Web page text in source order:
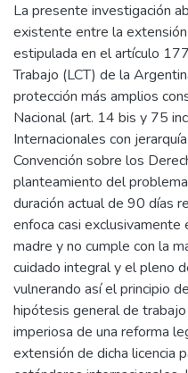
La presente investigación
existente entre la
estipulada en el artículo
Trabajo (LCT) de la
protección más amplios
Nacional (art. 14 bis y 75
Internacionales con
Convención sobre los
planteamiento del
duración actual de 90 días
enfoca casi exclusivamente
madre y no cumple con la
cuidado integral y el pleno
vulnerando así el principio
hipótesis general de
imperiosa de una reforma
extensión de dicha licencia